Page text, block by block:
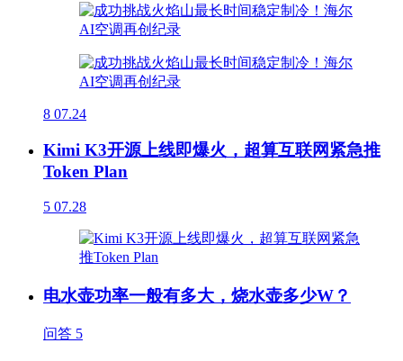
8 07.24
Kimi K3开源上线即爆火，超算互联网紧急推
Token Plan
5 07.28
电水壶功率一般有多大，烧水壶多少W？
问答 5